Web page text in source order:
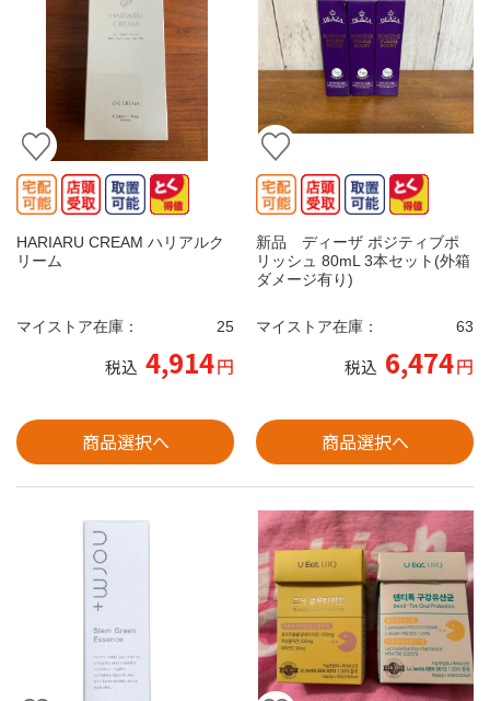
HARIARU CREAM ハリアルク
リーム
マイストア在庫： 25
税込 4,914円
商品選択へ
新品 ディーザ ポジティブポ
リッシュ 80mL 3本セット(外箱
ダメージ有り)
マイストア在庫： 63
税込 6,474円
商品選択へ